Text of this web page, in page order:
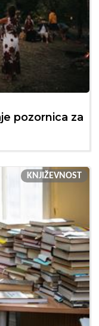
pozornica za
KNJIŽEVNOST